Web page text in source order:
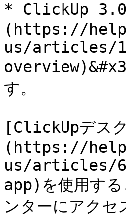
* ClickUp 3.0
(https://
us/articles/
す。
[ClickUpデス
(https://
us/articles/
app)を使用す
ンターにアクセ